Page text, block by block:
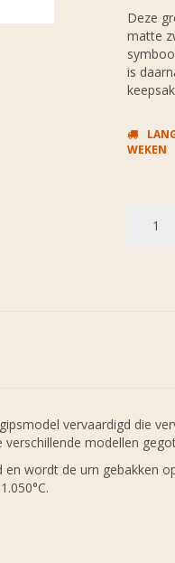
Deze
matte
is
WEKEN
vervaardigd die
modellen
wordt de urn gebakken